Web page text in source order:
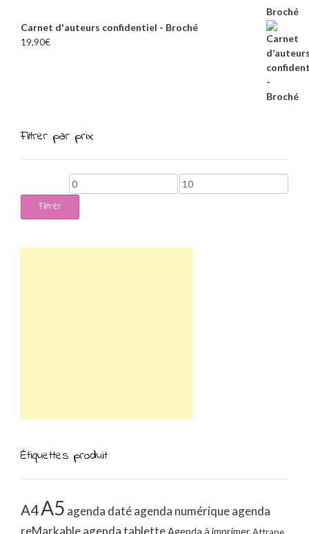
Carnet d'auteurs confidentiel - Broché
19,90€
Filtrer par prix
Prix
Prix
Filtrer
Étiquettes produit
A4A5 agenda datéagenda numériqueagenda
reMarkableagenda tablette